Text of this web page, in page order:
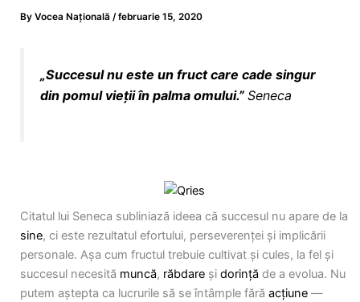
By Vocea Națională /februarie 15, 2020
„Succesul nu este un fruct care cade singur
din pomul vieții în palma omului.” Seneca
Citatul lui Seneca subliniază ideea că succesul nu apare de la
sine, ci este rezultatul efortului, perseverenței și implicării
personale. Așa cum fructul trebuie cultivat și cules, la fel și
succesul necesită muncă, răbdare și dorință de a evolua. Nu
putem aștepta ca lucrurile să se întâmple fără acțiune —